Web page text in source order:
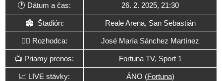
🕐 Dátum a čas: 26. 2. 2025, 21:30
🏟 Štadión: Reale Arena, San Sebastián
🧑‍⚖️ Rozhodca: José María Sánchez Martínez
📺 Priamy prenos: Fortuna TV, Sport 1
📈 LIVE stávky: ÁNO (Fortuna)